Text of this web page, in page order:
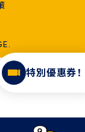
特別優惠券！